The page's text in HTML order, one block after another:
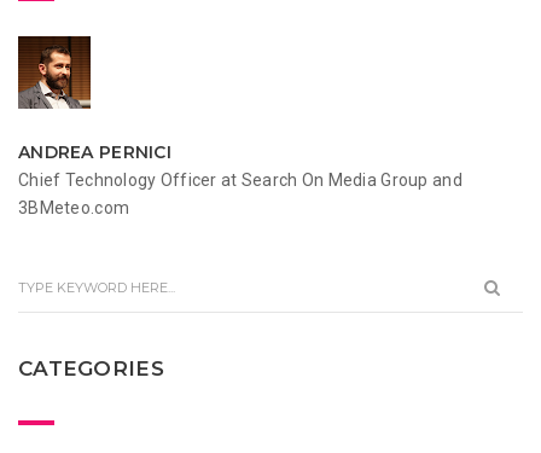
ANDREA PERNICI
Chief Technology Officer at Search On Media Group and
3BMeteo.com
CATEGORIES